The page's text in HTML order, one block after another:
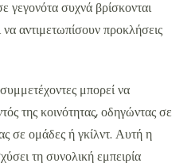
γεγονότα συχνά βρίσκονται
αντιμετωπίσουν προκλήσεις
μπορεί να
της κοινότητας, οδηγώντας σε
σε ομάδες ή γκίλντ. Αυτή η
τη συνολική εμπειρία